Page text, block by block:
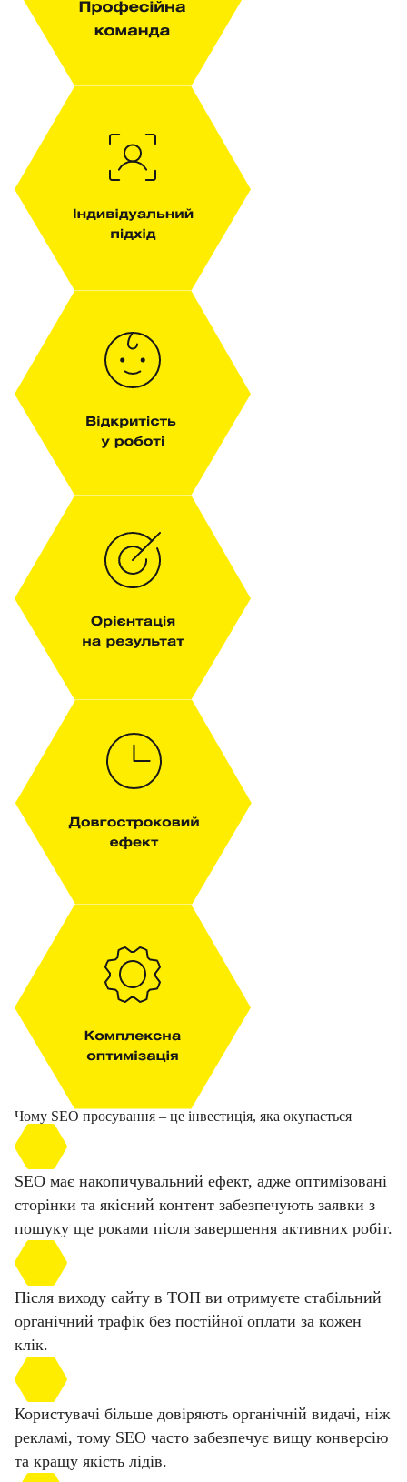
Чому SEO просування – це інвестиція, яка окупається
SEO має накопичувальний ефект, адже оптимізовані
сторінки та якісний контент забезпечують заявки з
пошуку ще роками після завершення активних робіт.
Після виходу сайту в ТОП ви отримуєте стабільний
органічний трафік без постійної оплати за кожен
клік.
Користувачі більше довіряють органічній видачі, ніж
рекламі, тому SEO часто забезпечує вищу конверсію
та кращу якість лідів.